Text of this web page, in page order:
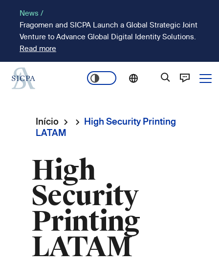
conteúdo
principal
News /
Fragomen and SICPA Launch a Global Strategic Joint
Venture to Advance Global Digital Identity Solutions.
Read more
Main
navigation
Navegação
estrutural
Início
High Security Printing
LATAM
High
Security
Printing
LATAM